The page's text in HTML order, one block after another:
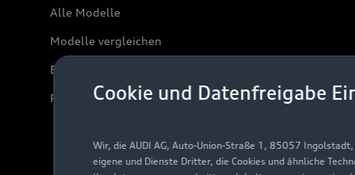
Cookie und Datenfreigabe
Wir, die AUDI AG, Auto-Union-Straße 1, 85057
eigene und Dienste Dritter, die Cookies und ähnliche
Alle Modelle
Modelle vergleichen
Elektromodelle
Plug-in-Hybride